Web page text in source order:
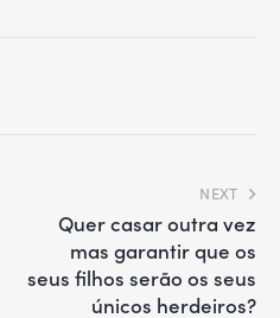
NEXT
Quer casar outra vez
mas garantir que os
seus filhos serão os seus
únicos herdeiros?